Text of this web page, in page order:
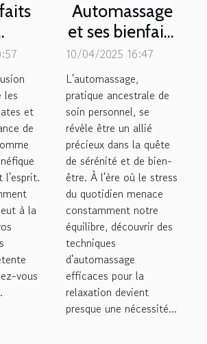
et
les
et
de
l'esprit.
à la
vous
Automassage
et ses bienfaits
sur la gestion
du stress
techniques
efficaces pour
la relaxation
10/04/2025 16:47
L'automassage,
pratique ancestrale de
soin personnel, se
révèle être un allié
précieux dans la quête
de sérénité et de bien-
être. À l'ère où le stress
du quotidien menace
constamment notre
équilibre, découvrir des
techniques
d'automassage
efficaces pour la
relaxation devient
presque une nécessité...